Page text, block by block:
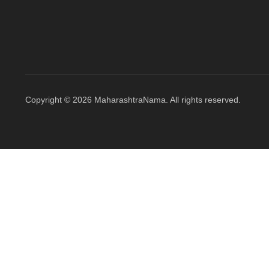
Copyright © 2026 MaharashtraNama. All rights reserved.